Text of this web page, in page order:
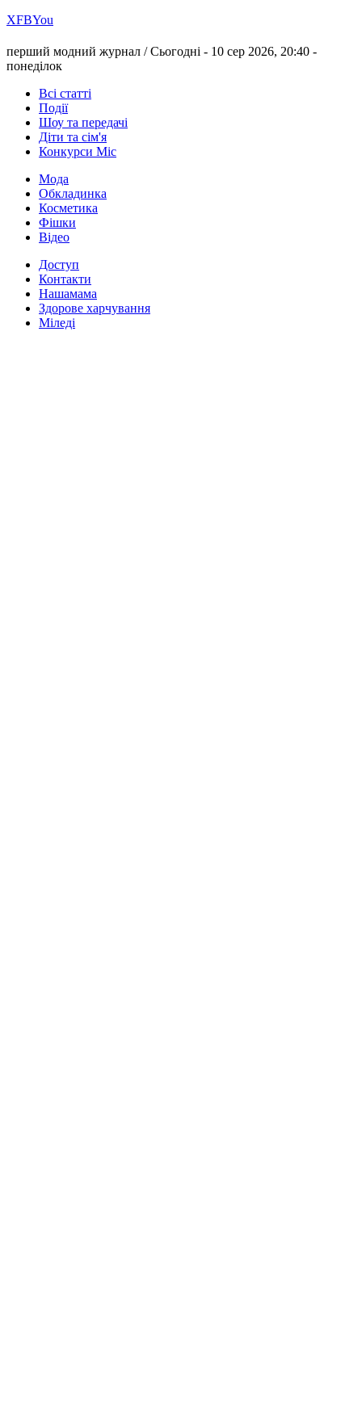
ХFBYou
перший модний журнал /Сьогодні - 10 сер 2026, 20:40 -
понеділок
Всі статті
Події
Шоу та передачі
Діти та сім'я
Конкурси Міс
Мода
Обкладинка
Косметика
Фішки
Відео
Доступ
Контакти
Нашамама
Здорове харчування
Міледі